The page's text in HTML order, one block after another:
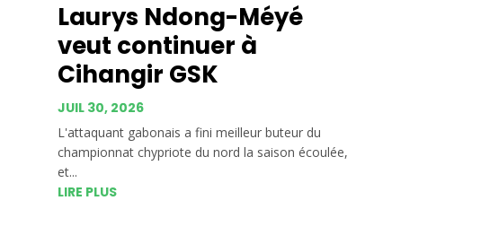
Laurys Ndong-Méyé
veut continuer à
Cihangir GSK
JUIL 30, 2026
L'attaquant gabonais a fini meilleur buteur du
championnat chypriote du nord la saison écoulée,
et...
LIRE PLUS